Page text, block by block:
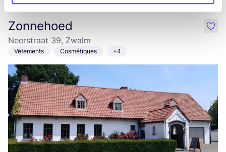
Zonnehoed
Neerstraat 39, Zwalm
Vêtements Cosmétiques +4
like